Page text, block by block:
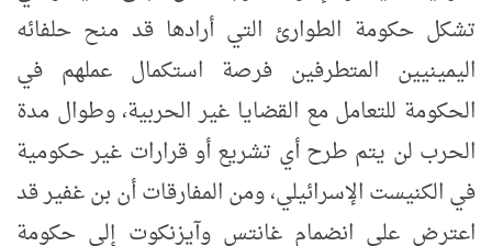
تشكل حكومة الطوارئ التي أرادها قد منح حلفائه
اليمينيين المتطرفين فرصة استكمال عملهم في
الحكومة للتعامل مع القضايا غير الحربية، وطوال مدة
الحرب لن يتم طرح أي تشريع أو قرارات غير حكومية
في الكنيست الإسرائيلي، ومن المفارقات أن بن غفير قد
اعترض على انضمام غانتس وآيزنكوت إلى حكومة